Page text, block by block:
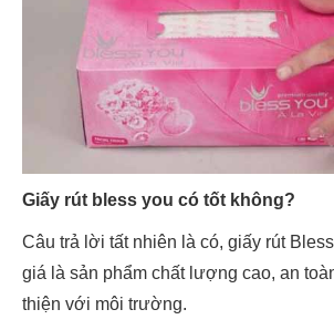
Giấy rút bless you có tốt không?
Câu trả lời tất nhiên là có, giấy rút
giá là sản phẩm chất lượng cao, an
thiện với môi trường.